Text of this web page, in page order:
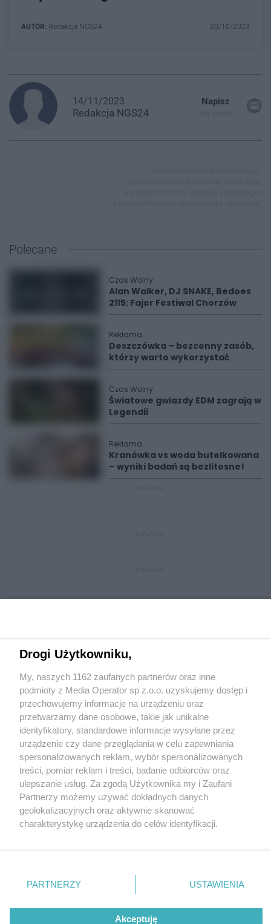
AUTOR: Redakcja NGS24 20/10/2023
14/11/2023
Redakcja NGS24
Napisz
Polecane
Czas Wolny
Alan Walker, DJ SNAKE, Bedoes
2115: Fajer Festiwal Chorzów
Reklama
Deszczówka – bezcenny zasób,
którzy warto wykorzystać
Czas Wolny
Światowe gwiazdy EDM zagrają w
Legendii
Reklama
Kranówka vs woda butelkowana
– wyniki badań są bezlitosne!
Wydawca mediówlokalnych
Nie zapomnij
zapoznać się z:
polityką prywatności regulamin korzystania z portali
Twojemiasto
Piekary Śląskie
Chorzów
Tarnowskie Góry
Gliwice
Skontakuj sięz nami
Kontakt
Wydawca
Redakcja
Drogi Użytkowniku,
My, naszych 1162 zaufanych partnerów oraz inne
podmioty z Media Operator sp z.o.o. uzyskujemy dostęp i
przechowujemy informacje na urządzeniu oraz
przetwarzamy dane osobowe, takie jak unikalne
identyfikatory, standardowe informacje wysyłane przez
urządzenie czy dane przeglądania w celu zapewniania
spersonalizowanych reklam, wybór spersonalizowanych
treści, pomiar reklam i treści, badanie odbiorców oraz
ulepszanie usług. Za zgodą Użytkownika my i Zaufani
Partnerzy możemy używać dokładnych danych
geolokalizacyjnych oraz aktywnie skanować
charakterystykę urządzenia do celów identyfikacji.
zmienić/wycofać klikając przycisk ustawień prywatności
znajdujący się w lewym dolnym rogu strony
rodzaje przetwarzania danych nie wymagają zgody
użytkownika, ale masz prawo sprzeciwić się takiemu
PARTNERZY USTAWIENIA
Akceptuję